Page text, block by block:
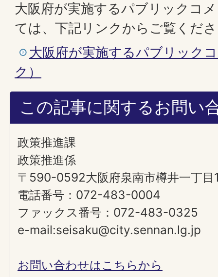
大阪府が実施するパブリックコ
ては、下記リンクからご覧くだ
大阪府が実施するパブリック
ク）
この記事に関するお問い
政策推進課
政策推進係
〒590-0592大阪府泉南市樽井一丁目
電話番号：072-483-0004
ファックス番号：072-483-0325
e-mail:seisaku@city.sennan.lg.jp
​​​​​​​お問い合わせはこちらから